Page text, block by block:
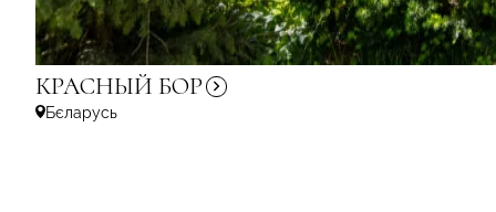
КРАСНЫЙ БОР
Бєларусь